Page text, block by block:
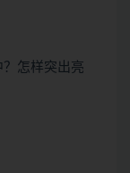
怎样突出亮